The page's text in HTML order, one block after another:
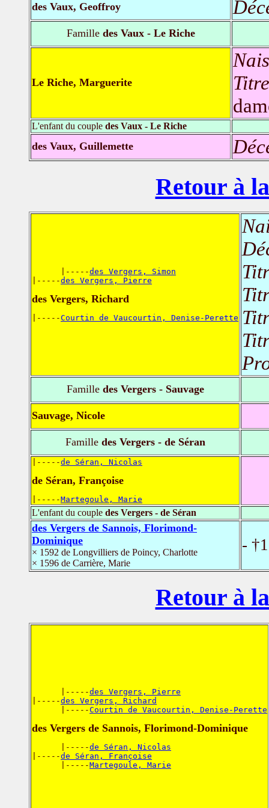
des Vaux, Geoffroy
Familledes Vaux - Le Riche
Le Riche, Marguerite
L'enfant du couple des Vaux - Le Riche
des Vaux, Guillemette
Retour à
      |-----
des Vergers, Simon
|-----des Vergers, Pierre
des Vergers, Richard
|-----Courtin de Vaucourtin, Denise-Perette
Familledes Vergers - Sauvage
Sauvage, Nicole
Familledes Vergers - de Séran
|-----de Séran, Nicolas
de Séran, Françoise
|-----Martegoule, Marie
L'enfant du couple des Vergers - de Séran
des Vergers de Sannois, Florimond-
Dominique
× 1592 de Longvilliers de Poincy, Charlotte
× 1596 de Carrière, Marie
-
Retour à
      |-----
des Vergers, Pierre
|-----des Vergers, Richard
      |-----
Courtin de Vaucourtin, Denise-Perette
des Vergers de Sannois, Florimond-Dominique
      |-----
de Séran, Nicolas
|-----de Séran, Françoise
      |-----
Martegoule, Marie